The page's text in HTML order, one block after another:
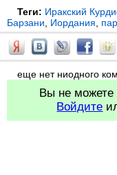
Теги: Иракский
Барзани
Иордания
еще нет ниодного
Вы не можете
Войдите